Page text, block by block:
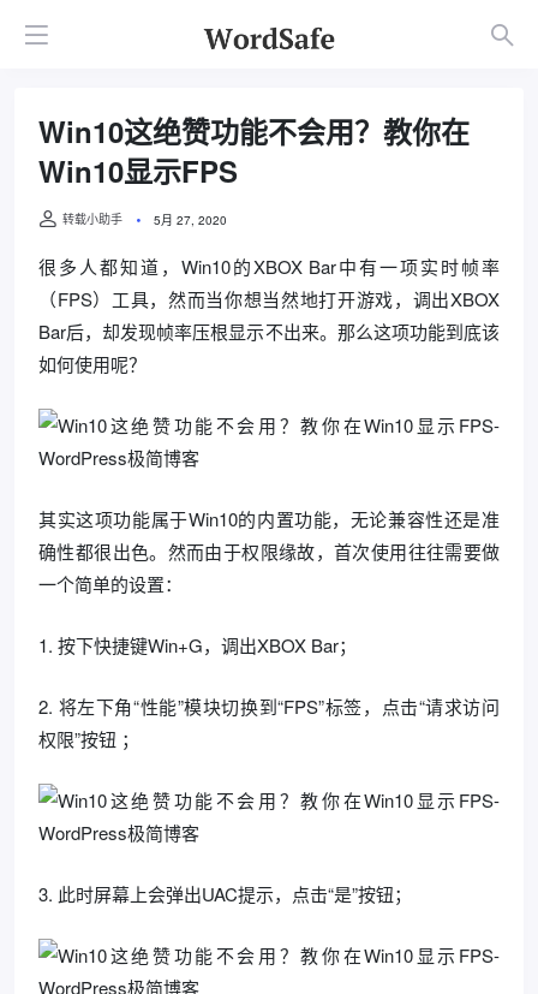
Win10这绝赞功能不会用？教你在
Win10显示FPS
转载小助手 5月 27, 2020
很多人都知道，Win10的XBOX Bar中有一项实时帧率
（FPS）工具，然而当你想当然地打开游戏，调出XBOX
Bar后，却发现帧率压根显示不出来。那么这项功能到底该
如何使用呢？
其实这项功能属于Win10的内置功能，无论兼容性还是准
确性都很出色。然而由于权限缘故，首次使用往往需要做
一个简单的设置：
1. 按下快捷键Win+G，调出XBOX Bar；
2. 将左下角“性能”模块切换到“FPS”标签，点击“请求访问
权限”按钮 ；
3. 此时屏幕上会弹出UAC提示，点击“是”按钮；